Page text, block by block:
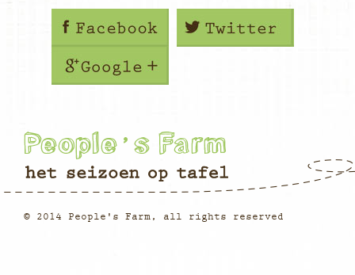
© 2014 People's Farm, all rights reserved